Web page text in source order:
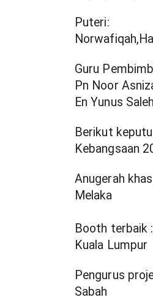
Puteri:
Guru
Pn Noor
En Yunus Saleh
Berikut
Kebangsaan
Anugerah
Melaka
Booth terbaik :
Kuala Lumpur
Pengurus
Sabah